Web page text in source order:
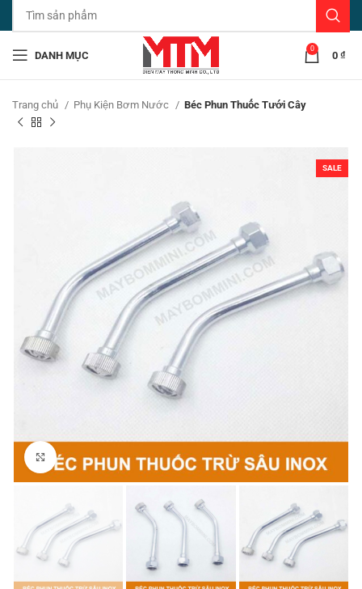
DANH MỤC
0
0 ₫
Trang chủ Phụ Kiện Bơm Nước Béc Phun Thuốc Tưới Cây
SALE
Click to enlarge